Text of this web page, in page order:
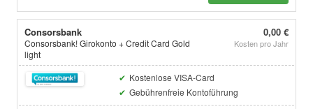
Consorsbank
Consorsbank! Girokonto + Credit Card Gold
light
0,00 €
Kosten pro Jahr
Kostenlose VISA-Card
Gebührenfreie Kontoführung